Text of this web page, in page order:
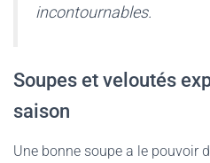
incontournables.
Soupes et veloutés
saison
Une bonne soupe a le pouvoir